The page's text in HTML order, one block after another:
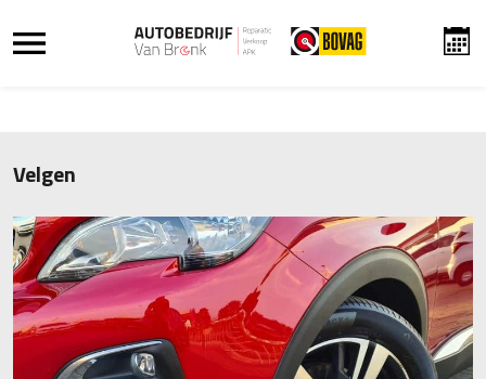
Velgen